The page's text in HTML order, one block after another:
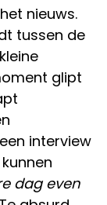
nieuws.
tussen de
glipt
interview
dag even